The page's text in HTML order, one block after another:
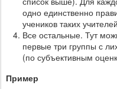
одно единственно
учеников таких
Все остальные. Тут
первые три группы с
(по субъективным
Пример